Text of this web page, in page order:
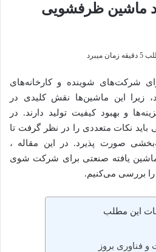
ماشین ظرفشویی
میبرد
شرکت‌های شوینده و کارخانه‌های
زیرا این ماشین‌ها نقش کلیدی در
و بهبود کیفیت تولید دارند. در
باید نکات متعددی را در نظر گرفت تا
صورت پذیرد. در این مقاله ،
ماشین یافته صنعتی برای شرکت شوی
را بررسی می‌کنیم.
این مطلب